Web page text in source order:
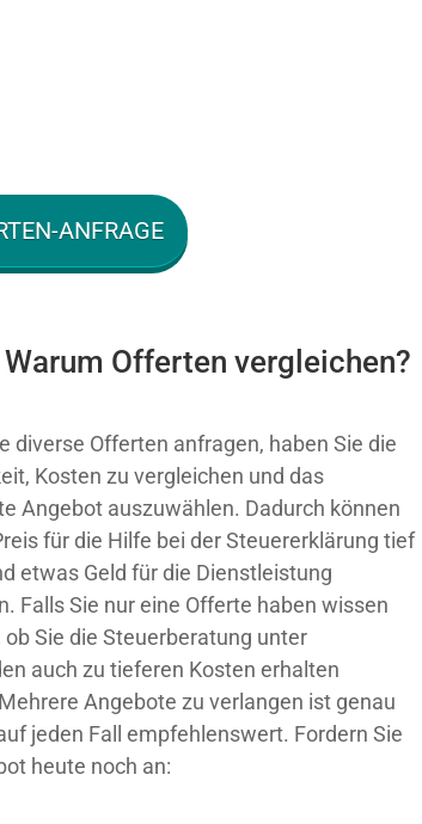
ANFRAGE
Offerten vergleichen?
diverse Offerten anfragen, haben Sie die
Kosten zu vergleichen und das
Angebot auszuwählen. Dadurch können
für die Hilfe bei der Steuererklärung tief
etwas Geld für die Dienstleistung
Falls Sie nur eine Offerte haben wissen
ob Sie die Steuerberatung unter
auch zu tieferen Kosten erhalten
Angebote zu verlangen ist genau
jeden Fall empfehlenswert. Fordern Sie
heute noch an: